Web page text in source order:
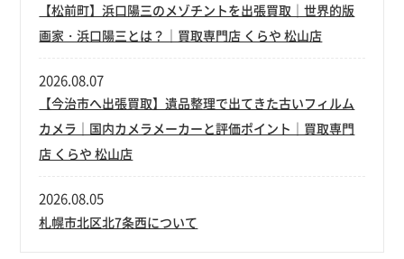
【松前町】浜口陽三のメゾチントを出張買取｜世界的版
画家・浜口陽三とは？｜買取専門店 くらや 松山店
【今治市へ出張買取】遺品整理で出てきた古いフィルム
カメラ｜国内カメラメーカーと評価ポイント｜買取専門
店 くらや 松山店
2026.08.07
札幌市北区北7条西について
2026.08.05